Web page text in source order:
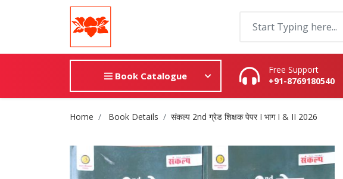
Book Catalogue
Free Support
+91-8769180540
Site Breadcrumb
Home Book Details संकल्प 2nd ग्रेड शिक्षक पेपर I भाग I & II 2026